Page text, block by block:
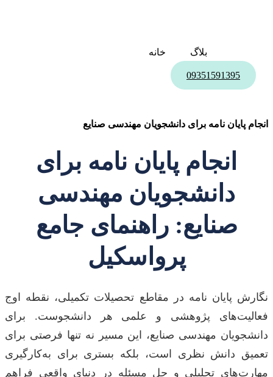
خانه بلاگ
09351591395
انجام پایان نامه برای دانشجویان مهندسی صنایع
انجام پایان نامه برای
دانشجویان مهندسی
صنایع: راهنمای جامع
پرواسکیل
نگارش پایان نامه در مقاطع تحصیلات تکمیلی، نقطه اوج
فعالیت‌های پژوهشی و علمی هر دانشجوست. برای
دانشجویان مهندسی صنایع، این مسیر نه تنها فرصتی برای
تعمیق دانش نظری است، بلکه بستری برای به‌کارگیری
مهارت‌های تحلیلی و حل مسئله در دنیای واقعی فراهم